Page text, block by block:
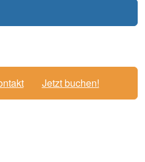
Jetzt buchen!